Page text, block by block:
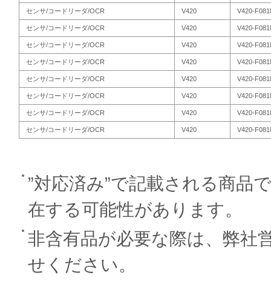
センサ/コードリーダ/OCR V420 V420-
センサ/コードリーダ/OCR V420 V420-
センサ/コードリーダ/OCR V420 V420-
センサ/コードリーダ/OCR V420 V420-
センサ/コードリーダ/OCR V420 V420-
センサ/コードリーダ/OCR V420 V420-
センサ/コードリーダ/OCR V420 V420-
センサ/コードリーダ/OCR V420 V420-
”対応済み”で記載される商品
在する可能性があります。
非含有品が必要な際は、弊社
せください。